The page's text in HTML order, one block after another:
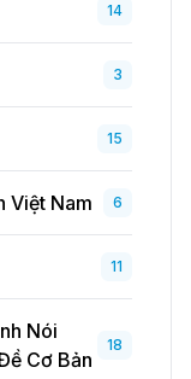
14
3
15
Việt Nam 6
11
Nói
Cơ Bản
18